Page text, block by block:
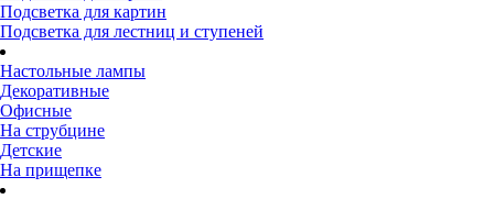
Подсветка для картин
Подсветка для лестниц и ступеней
Настольные лампы
Декоративные
Офисные
На струбцине
Детские
На прищепке